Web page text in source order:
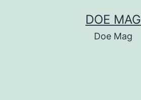
DOE MAG
Doe Mag